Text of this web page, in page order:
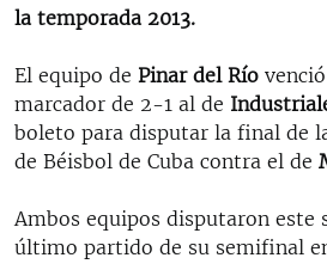
LOS SANTOS DE HIALEAH
DESINFORMACIÓN RUSA EN
LA INVASIÓN DE RUSIA A UCRANIA
la temporada 2013.
El equipo de Pinar del Río
marcador de 2-1 al de
boleto para disputar la final de
de Béisbol de Cuba contra el de
Ambos equipos disputaron este
último partido de su semifinal